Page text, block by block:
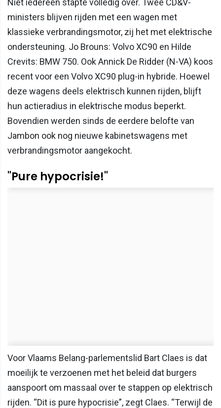
Niet iedereen stapte volledig over. Twee CD&V-
ministers blijven rijden met een wagen met
klassieke verbrandingsmotor, zij het met elektrische
ondersteuning. Jo Brouns: Volvo XC90 en Hilde
Crevits: BMW 750. Ook Annick De Ridder (N-VA) koos
recent voor een Volvo XC90 plug-in hybride. Hoewel
deze wagens deels elektrisch kunnen rijden, blijft
hun actieradius in elektrische modus beperkt.
Bovendien werden sinds de eerdere belofte van
Jambon ook nog nieuwe kabinetswagens met
verbrandingsmotor aangekocht.
"Pure hypocrisie!"
Voor Vlaams Belang-parlementslid Bart Claes is dat
moeilijk te verzoenen met het beleid dat burgers
aanspoort om massaal over te stappen op elektrisch
rijden. “Dit is pure hypocrisie”, zegt Claes. “Terwijl de